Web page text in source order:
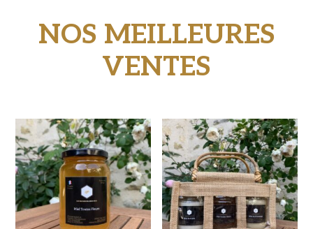
NOS MEILLEURES
VENTES